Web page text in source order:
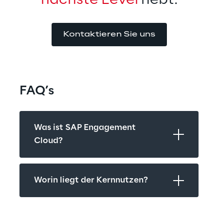
Kontaktieren Sie uns
FAQ’s
Was ist SAP Engagement
Cloud?
Worin liegt der Kernnutzen?